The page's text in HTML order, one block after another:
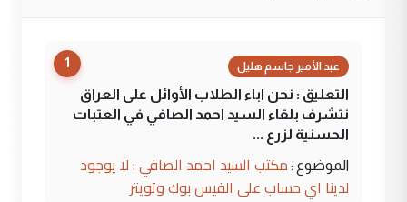
1 عبد الأمير جاسم هليل
التعليق : نحن اباء الطلاب الأوائل على العراق
نتشرف بلقاء السيد احمد الصافي في العتبات
الحسنية لزرع ...
الموضوع : مكتب السيد احمد الصافي : لا يوجود
لدينا اي حساب على الفيس بوك وتويتر